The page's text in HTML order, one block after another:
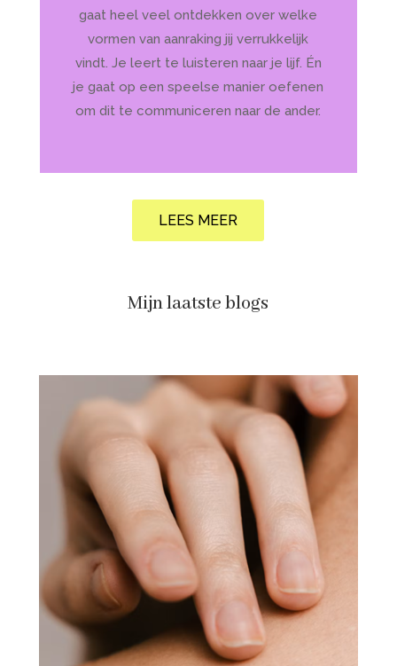
gaat heel veel ontdekken over welke
vormen van aanraking jij verrukkelijk
vindt. Je leert te luisteren naar je lijf. Én
je gaat op een speelse manier oefenen
om dit te communiceren naar de ander.
LEES MEER
Mijn laatste blogs